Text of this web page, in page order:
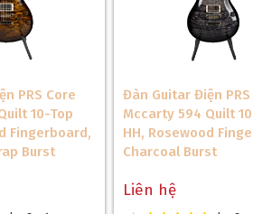
kỹ thuật chơi đa dạng, từ đơn giản đến
nghiệp hoặc những người chơi yêu
không gặp khó khăn, đảm bảo sự ổn định
cao. Mặt phím Maple mang đến cảm
cộng 22 phím, đủ để đáp ứng từ các kỹ
PRS Core
10-Top
Fingerboard,
Burst
Đàn Guitar Điện PRS
Mccarty 594 Quilt
HH, Rosewood
Charcoal Burst
Liên hệ